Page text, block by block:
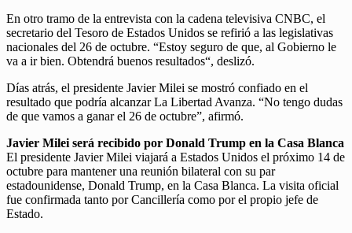
En otro tramo de la entrevista con la cadena televisiva CNBC, el
secretario del Tesoro de Estados Unidos se refirió a las legislativas
nacionales del 26 de octubre. “Estoy seguro de que, al Gobierno le
va a ir bien. Obtendrá buenos resultados“, deslizó.
Días atrás, el presidente Javier Milei se mostró confiado en el
resultado que podría alcanzar La Libertad Avanza. “No tengo dudas
de que vamos a ganar el 26 de octubre”, afirmó.
Javier Milei será recibido por Donald Trump en la Casa Blanca
El presidente Javier Milei viajará a Estados Unidos el próximo 14 de
octubre para mantener una reunión bilateral con su par
estadounidense, Donald Trump, en la Casa Blanca. La visita oficial
fue confirmada tanto por Cancillería como por el propio jefe de
Estado.